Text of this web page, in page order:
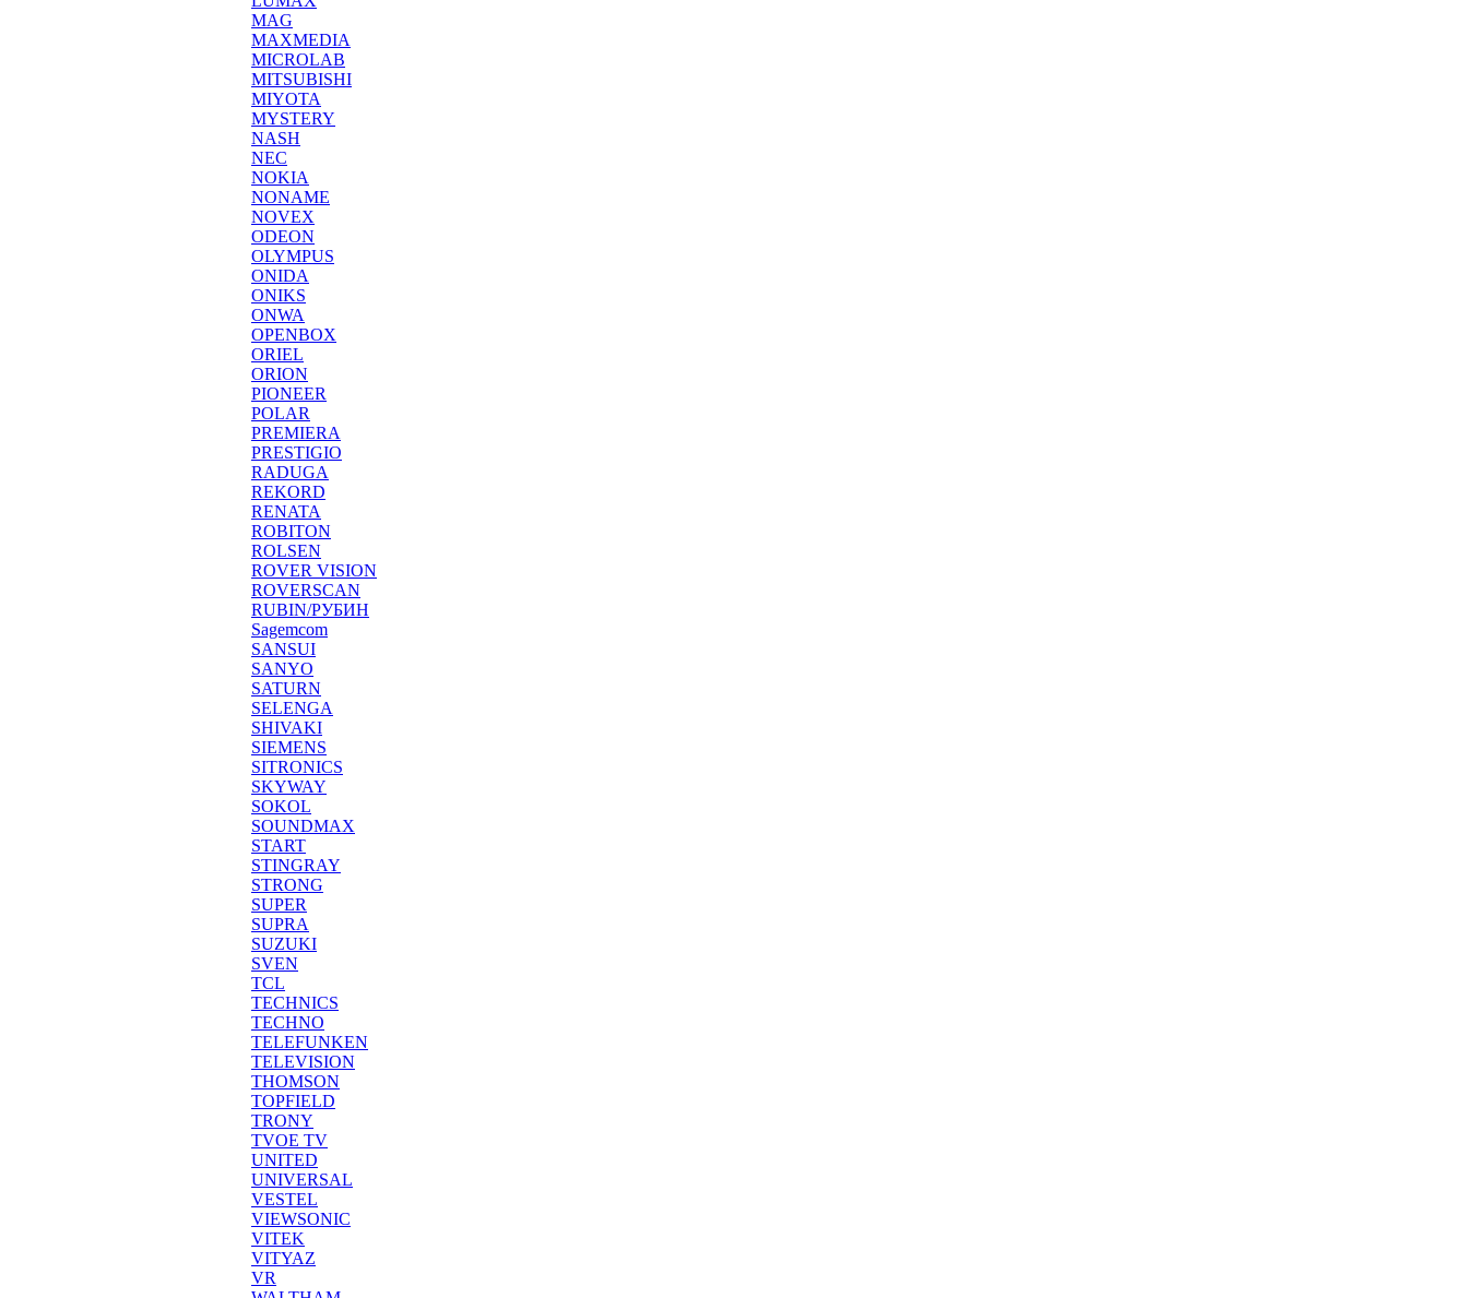
MAG
MAXMEDIA
MICROLAB
MITSUBISHI
MIYOTA
MYSTERY
NASH
NEC
NOKIA
NONAME
NOVEX
ODEON
OLYMPUS
ONIDA
ONIKS
ONWA
OPENBOX
ORIEL
ORION
PIONEER
POLAR
PREMIERA
PRESTIGIO
RADUGA
REKORD
RENATA
ROBITON
ROLSEN
ROVER VISION
ROVERSCAN
RUBIN/РУБИН
Sagemcom
SANSUI
SANYO
SATURN
SELENGA
SHIVAKI
SIEMENS
SITRONICS
SKYWAY
SOKOL
SOUNDMAX
START
STINGRAY
STRONG
SUPER
SUPRA
SUZUKI
SVEN
TCL
TECHNICS
TECHNO
TELEFUNKEN
TELEVISION
THOMSON
TOPFIELD
TRONY
TVOE TV
UNITED
UNIVERSAL
VESTEL
VIEWSONIC
VITEK
VITYAZ
VR